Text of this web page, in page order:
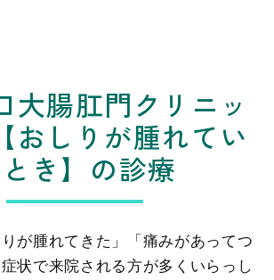
大腸肛門クリニッ
【おしりが腫れてい
き】の診療
が腫れてきた」「痛みがあってつ
状で来院される方が多くいらっし